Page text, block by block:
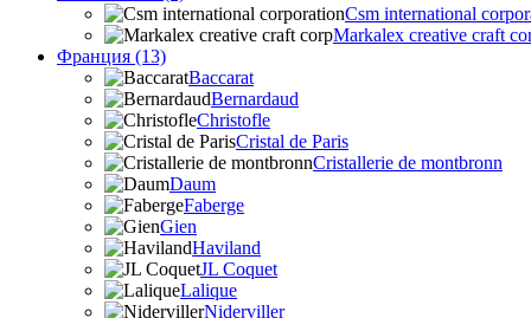
Csm international
Markalex creative craft
Франция (13)
Baccarat
Bernardaud
Christofle
Cristal de Paris
Cristallerie de montbronn
Daum
Faberge
Gien
Haviland
JL Coquet
Lalique
Niderviller